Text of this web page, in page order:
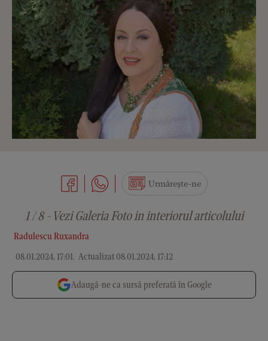
Radulescu Ruxandra
08.01.2024, 17:01. Actualizat 08.01.2024, 17:12
Urmărește-ne
1 / 8 - Vezi Galeria Foto in interiorul articolului
Adaugă-ne ca sursă preferată în Google